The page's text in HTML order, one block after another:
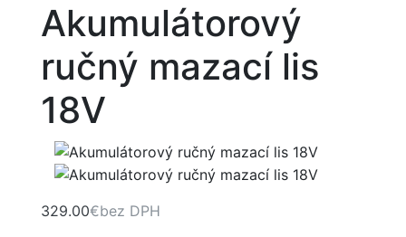
Akumulátorový
ručný mazací lis
18V
329.00€bez DPH